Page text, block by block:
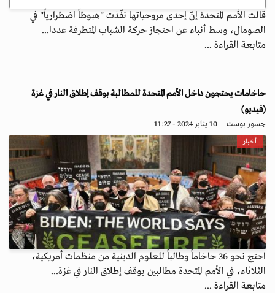
قالت الأمم المتحدة إنّ إحدى مروحياتها نفّذت "هبوطاً اضطرارياً" في
الصومال، وسط أنباء عن احتجاز حركة الشباب المتطرفة عددا...
متابعة القراءة ...
حاخامات يحتجون داخل الأمم المتحدة للمطالبة بوقف إطلاق النار في غزة
(فيديو)
جسور بوست 10 يناير 2024 - 11:27
أخبار
احتج نحو 36 حاخاماً وطالباً للعلوم الدينية من منظمات أمريكية،
الثلاثاء، في الأمم المتحدة مطالبين بوقف إطلاق النار في غزة...
متابعة القراءة ...